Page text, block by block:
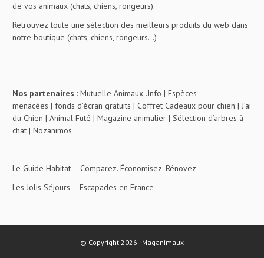
de vos animaux (chats, chiens, rongeurs).
Retrouvez toute une sélection des meilleurs produits du web dans
notre boutique (chats, chiens, rongeurs…)
Nos partenaires : Mutuelle Animaux .Info | Espèces
menacées | fonds d’écran gratuits | Coffret Cadeaux pour chien | J’ai
du Chien | Animal Futé | Magazine animalier | Sélection d’arbres à
chat | Nozanimos
Le Guide Habitat – Comparez. Économisez. Rénovez
Les Jolis Séjours – Escapades en France
© Copyright 2026 - Maganimaux